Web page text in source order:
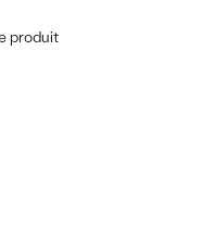
produit